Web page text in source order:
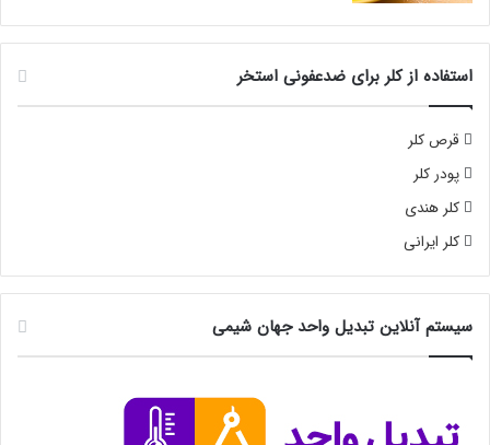
استفاده از کلر برای ضدعفونی استخر
قرص کلر
پودر کلر
کلر هندی
کلر ایرانی
سیستم آنلاین تبدیل واحد جهان شیمی